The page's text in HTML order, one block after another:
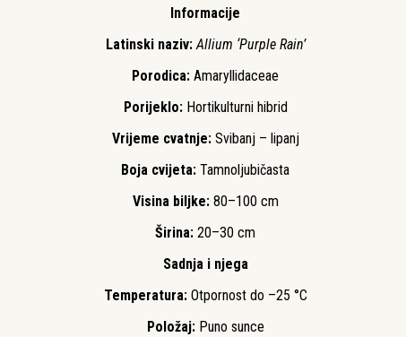
Informacije
Latinski naziv:Allium ‘Purple Rain’
Porodica: Amaryllidaceae
Porijeklo: Hortikulturni hibrid
Vrijeme cvatnje:Svibanj – lipanj
Boja cvijeta: Tamnoljubičasta
Visina biljke: 80–100 cm
Širina: 20–30 cm
Sadnja i njega
Temperatura: Otpornost do –25 °C
Položaj: Puno sunce